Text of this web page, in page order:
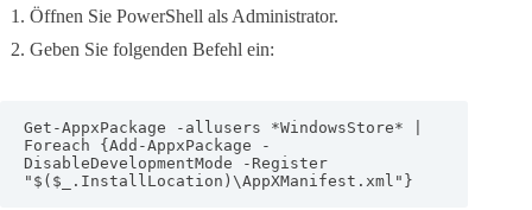
Öffnen Sie PowerShell als Administrator.
Geben Sie folgenden Befehl ein:
Get-AppxPackage -allusers *WindowsStore* |
Foreach {Add-AppxPackage -
DisableDevelopmentMode -Register
"$($_.InstallLocation)\AppXManifest.xml"}